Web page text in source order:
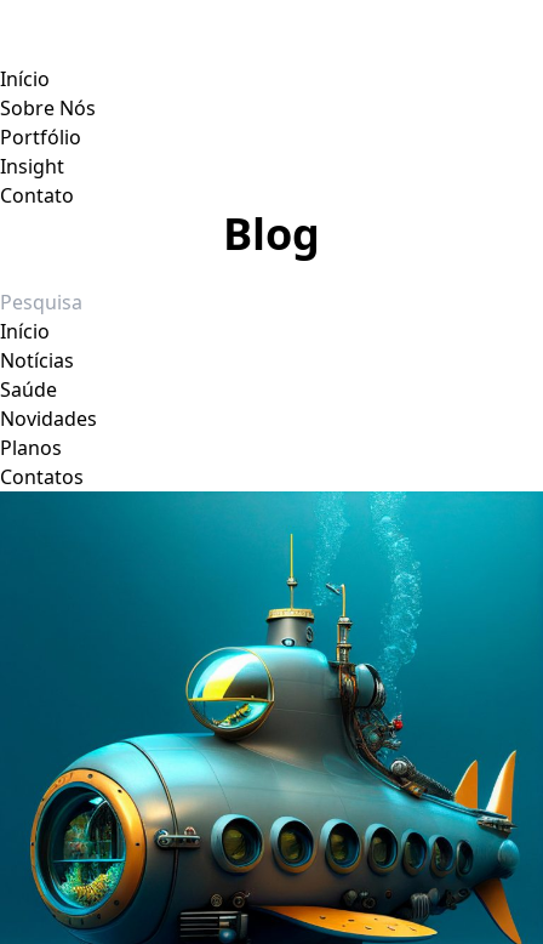
Início
Sobre Nós
Portfólio
Insight
Contato
Blog
Início
Notícias
Saúde
Novidades
Planos
Contatos